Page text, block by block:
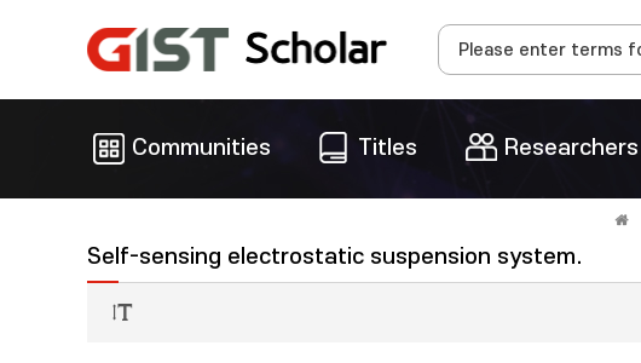
Communities Titles Researchers
Self-sensing electrostatic suspension system.